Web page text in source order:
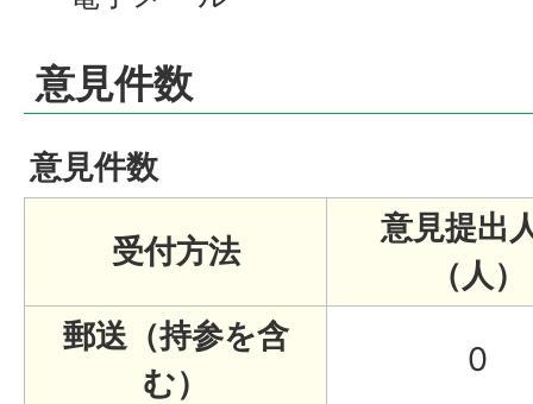
意見件数
意見件数
受付方法
意見提出
（人）
郵送（持参を含
む）
0